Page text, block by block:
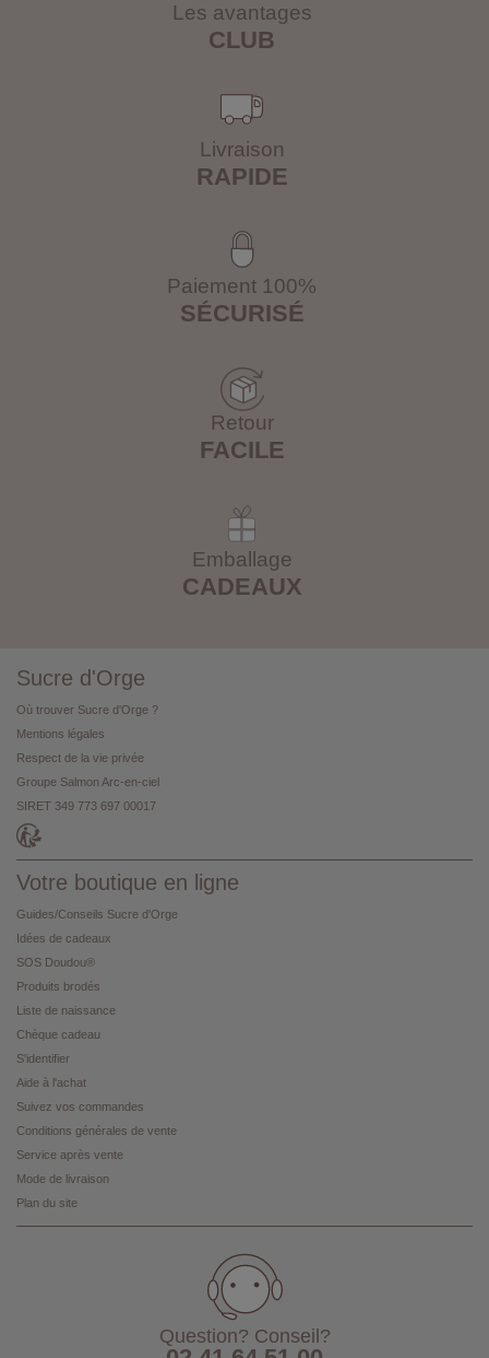
Les avantages
CLUB
Livraison
RAPIDE
Paiement 100%
SÉCURISÉ
Retour
FACILE
Emballage
CADEAUX
Sucre d'Orge
Où trouver Sucre d'Orge ?
Mentions légales
Respect de la vie privée
Groupe Salmon Arc-en-ciel
SIRET 349 773 697 00017
Votre boutique en ligne
Guides/Conseils Sucre d'Orge
Idées de cadeaux
SOS Doudou®
Produits brodés
Liste de naissance
Chèque cadeau
S'identifier
Aide à l'achat
Suivez vos commandes
Conditions générales de vente
Service après vente
Mode de livraison
Plan du site
Question? Conseil?